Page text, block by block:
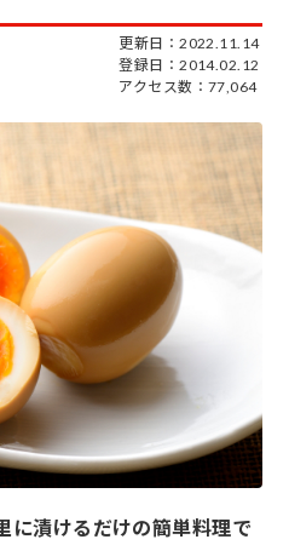
更新日：2022.11.14
登録日：2014.02.12
アクセス数：77,064
に漬けるだけの簡単料理で